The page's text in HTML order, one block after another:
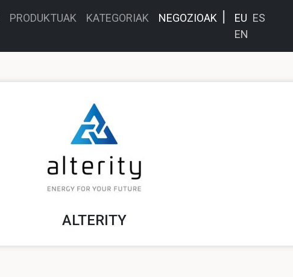
PRODUKTUAK KATEGORIAK NEGOZIOAK EU ES
EN
ALTERITY